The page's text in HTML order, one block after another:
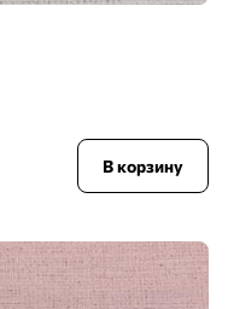
В корзину